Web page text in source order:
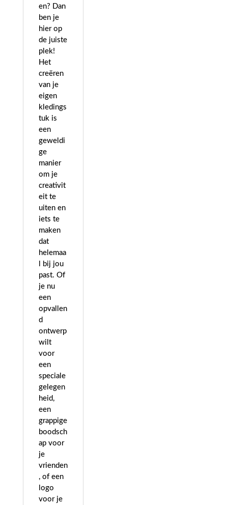
en? Dan
ben je
hier op
de juiste
plek!
Het
creëren
van je
eigen
kledings
tuk is
een
geweldi
ge
manier
om je
creativit
eit te
uiten en
iets te
maken
dat
helemaa
l bij jou
past. Of
je nu
een
opvallen
d
ontwerp
wilt
voor
een
speciale
gelegen
heid,
een
grappige
boodsch
ap voor
je
vrienden
, of een
logo
voor je